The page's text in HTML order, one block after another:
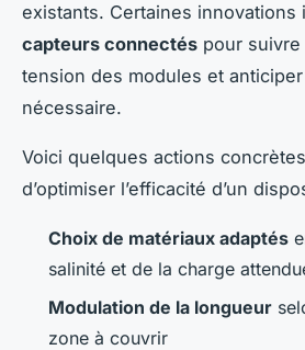
existants. Certaines innovations
capteurs connectés pour
tension des modules et anticiper
nécessaire.
Voici quelques actions
d’optimiser l’efficacité d’un
Choix de matériaux adaptés
salinité et de la charge
Modulation de la longueur
zone à couvrir